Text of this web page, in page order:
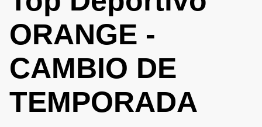
ORANGE -
CAMBIO DE
TEMPORADA